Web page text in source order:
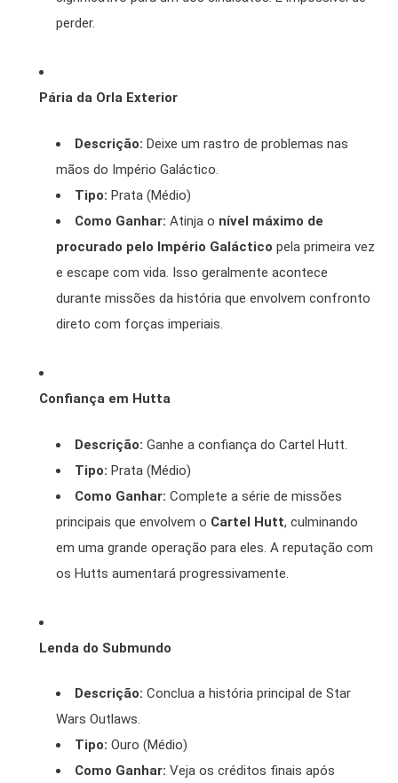
perder.
Pária da Orla Exterior
Descrição: Deixe um rastro de problemas nas
mãos do Império Galáctico.
Tipo: Prata (Médio)
Como Ganhar: Atinja o nível máximo de
procurado pelo Império Galáctico pela primeira vez
e escape com vida. Isso geralmente acontece
durante missões da história que envolvem confronto
direto com forças imperiais.
Confiança em Hutta
Descrição: Ganhe a confiança do Cartel Hutt.
Tipo: Prata (Médio)
Como Ganhar: Complete a série de missões
principais que envolvem o Cartel Hutt, culminando
em uma grande operação para eles. A reputação com
os Hutts aumentará progressivamente.
Lenda do Submundo
Descrição: Conclua a história principal de Star
Wars Outlaws.
Tipo: Ouro (Médio)
Como Ganhar: Veja os créditos finais após